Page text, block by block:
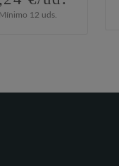
12 uds.